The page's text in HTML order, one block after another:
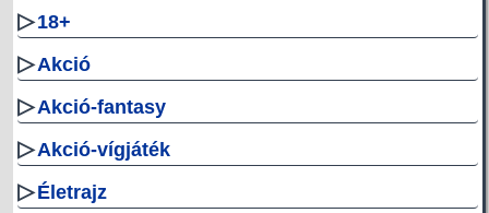
▷18+
▷Akció
▷Akció-fantasy
▷Akció-vígjáték
▷Életrajz